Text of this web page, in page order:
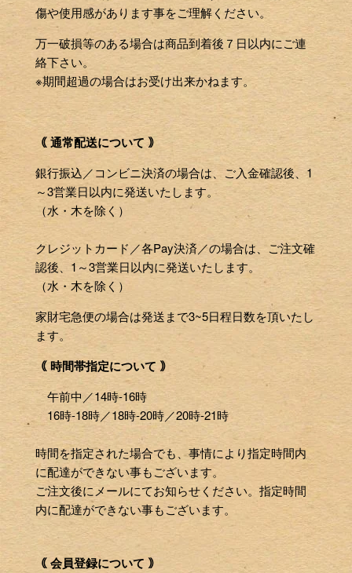
傷や使用感があります事をご理解ください。
万一破損等のある場合は商品到着後７日以内にご連
絡下さい。
※期間超過の場合はお受け出来かねます。
｟ 通常配送について ｠
銀行振込／コンビニ決済の場合は、ご入金確認後、1
～3営業日以内に発送いたします。
（水・木を除く）
クレジットカード／各Pay決済／の場合は、ご注文確
認後、1～3営業日以内に発送いたします。
（水・木を除く）
家財宅急便の場合は発送まで3~5日程日数を頂いたし
ます。
｟ 時間帯指定について ｠
午前中／14時-16時
16時-18時／18時-20時／20時-21時
時間を指定された場合でも、事情により指定時間内
に配達ができない事もございます。
ご注文後にメールにてお知らせください。指定時間
内に配達ができない事もございます。
｟ 会員登録について ｠